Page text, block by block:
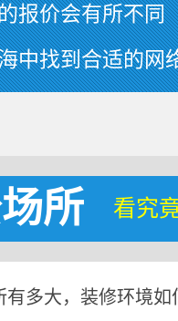
报价会有所不同
中找到合适的网
所 看究
有多大，装修环境